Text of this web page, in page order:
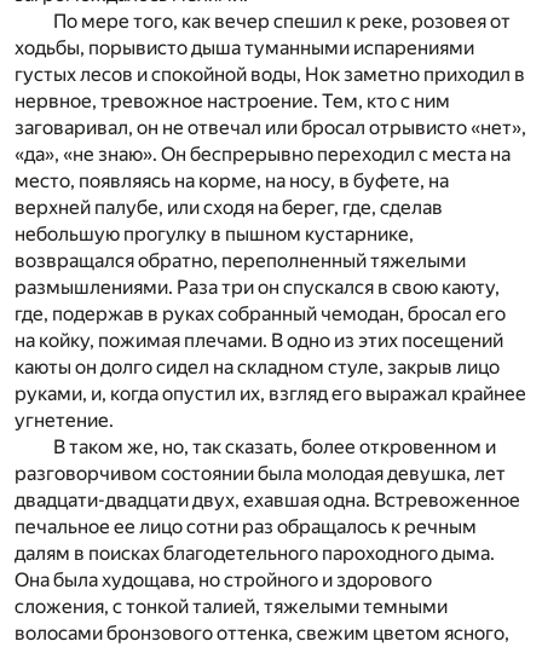
По мере того, как вечер спешил к реке, розовея от
ходьбы, порывисто дыша туманными испарениями
густых лесов и спокойной воды, Нок заметно приходил в
нервное, тревожное настроение. Тем, кто с ним
заговаривал, он не отвечал или бросал отрывисто «нет»,
«да», «не знаю». Он беспрерывно переходил с места на
место, появляясь на корме, на носу, в буфете, на
верхней палубе, или сходя на берег, где, сделав
небольшую прогулку в пышном кустарнике,
возвращался обратно, переполненный тяжелыми
размышлениями. Раза три он спускался в свою каюту,
где, подержав в руках собранный чемодан, бросал его
на койку, пожимая плечами. В одно из этих посещений
каюты он долго сидел на складном стуле, закрыв лицо
руками, и, когда опустил их, взгляд его выражал крайнее
угнетение.
В таком же, но, так сказать, более откровенном и
разговорчивом состоянии была молодая девушка, лет
двадцати-двадцати двух, ехавшая одна. Встревоженное
печальное ее лицо сотни раз обращалось к речным
далям в поисках благодетельного пароходного дыма.
Она была худощава, но стройного и здорового
сложения, с тонкой талией, тяжелыми темными
волосами бронзового оттенка, свежим цветом ясного,